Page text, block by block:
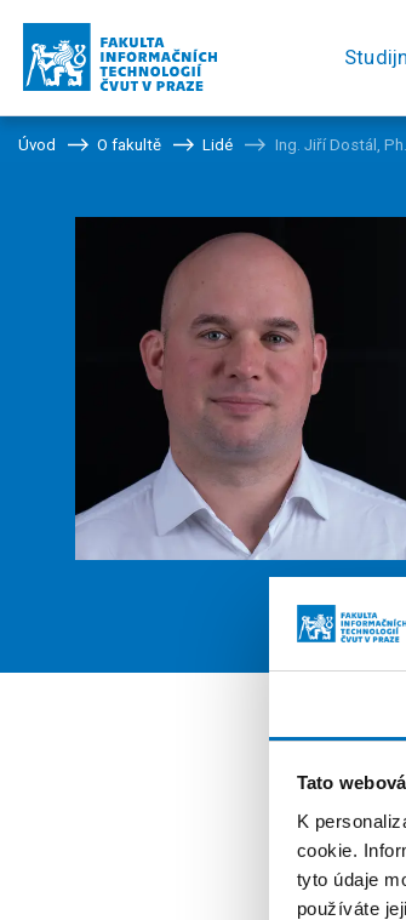
Tato
K
cookie.
tyto údaje
používáte
Úvod O fakultě Lidé Ing. Jiří Dostál,